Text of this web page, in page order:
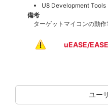
U8 Development Tools
備考
ターゲットマイコンの動
uEASE/
ユー